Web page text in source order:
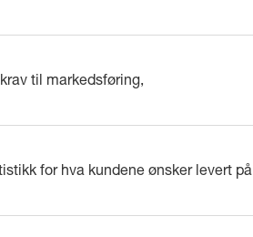
til markedsføring,
for hva kundene ønsker levert på